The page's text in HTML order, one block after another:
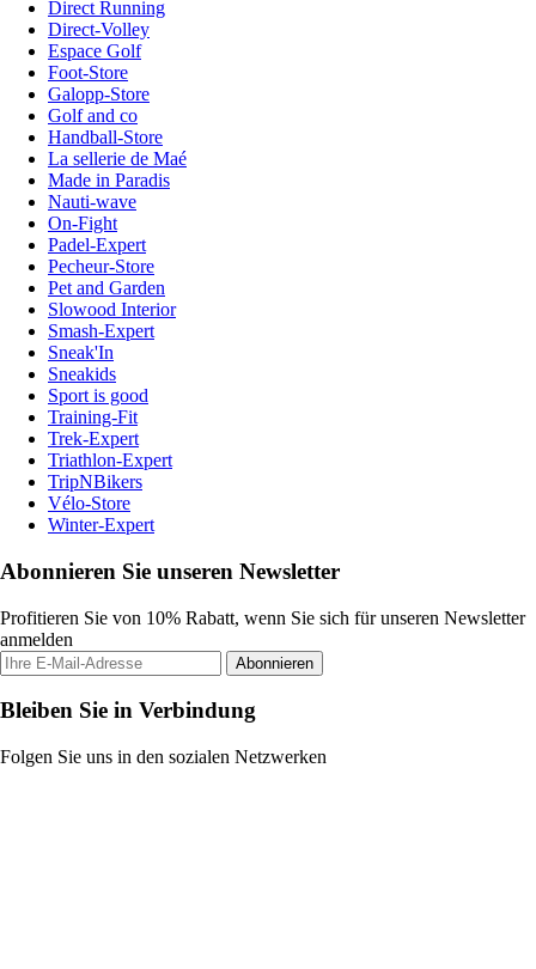
Direct Running
Direct-Volley
Espace Golf
Foot-Store
Galopp-Store
Golf and co
Handball-Store
La sellerie de Maé
Made in Paradis
Nauti-wave
On-Fight
Padel-Expert
Pecheur-Store
Pet and Garden
Slowood Interior
Smash-Expert
Sneak'In
Sneakids
Sport is good
Training-Fit
Trek-Expert
Triathlon-Expert
TripNBikers
Vélo-Store
Winter-Expert
Abonnieren Sie unseren Newsletter
Profitieren Sie von 10% Rabatt, wenn Sie sich für unseren Newsletter
anmelden
Abonnieren
Bleiben Sie in Verbindung
Folgen Sie uns in den sozialen Netzwerken